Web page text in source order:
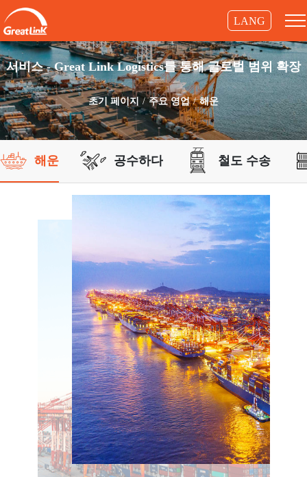
LANG
서비스 - Great Link Logistics를 통해 글로벌 범위 확장
초기 페이지 주요 영업 해운
해운 공수하다 철도 수송